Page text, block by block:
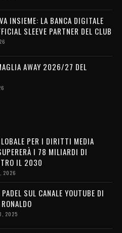
INSIEME: LA BANCA DIGITALE
SLEEVE PARTNER DEL CLUB
AWAY 2026/27 DEL
PER I DIRITTI MEDIA
I 78 MILIARDI DI
IL 2030
2026
SUL CANALE YOUTUBE DI
2025